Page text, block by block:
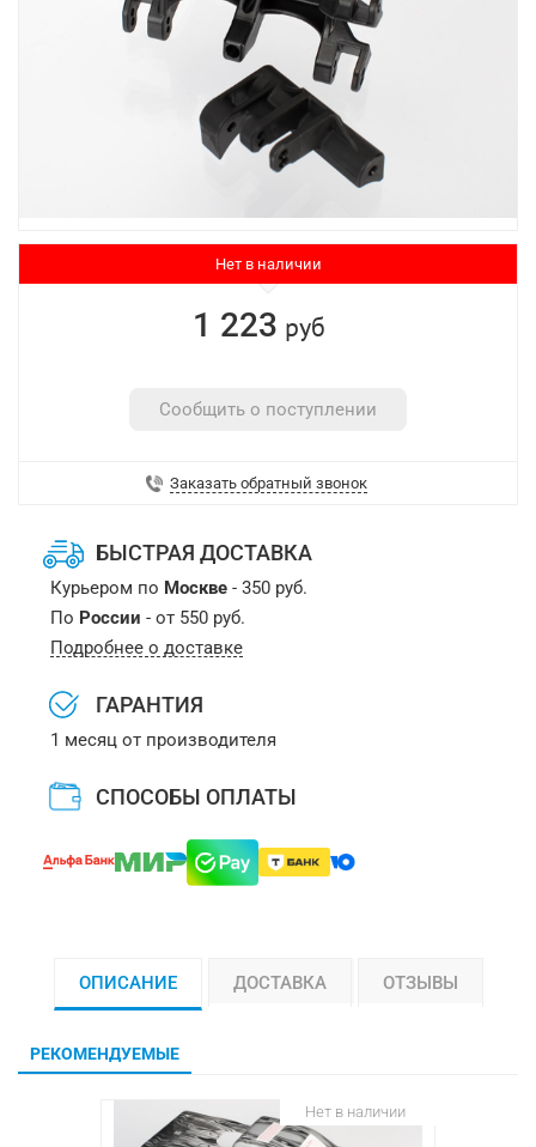
Нет в наличии
1 223 руб
Сообщить о поступлении
Заказать обратный звонок
БЫСТРАЯ ДОСТАВКА
Курьером по Москве- 350 руб.
По России - от 550 руб.
Подробнее о доставке
ГАРАНТИЯ
1 месяц от производителя
СПОСОБЫ ОПЛАТЫ
ОПИСАНИЕ ДОСТАВКА ОТЗЫВЫ
РЕКОМЕНДУЕМЫЕ
Нет в наличии